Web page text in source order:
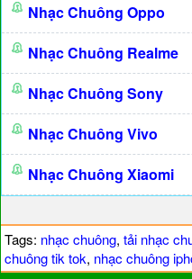
Nhạc Chuông Oppo
Nhạc Chuông Realme
Nhạc Chuông Sony
Nhạc Chuông Vivo
Nhạc Chuông Xiaomi
Tags: nhạc chuông, tải nhạc
chuông tik tok, nhạc chuông